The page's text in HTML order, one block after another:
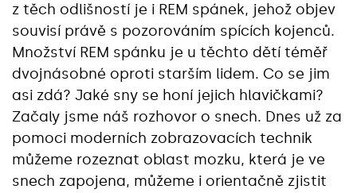
z těch odlišností je i REM spánek, jehož objev
souvisí právě s pozorováním spících kojenců.
Množství REM spánku je u těchto dětí téměř
dvojnásobné oproti starším lidem. Co se jim
asi zdá? Jaké sny se honí jejich hlavičkami?
Začaly jsme náš rozhovor o snech. Dnes už za
pomoci moderních zobrazovacích technik
můžeme rozeznat oblast mozku, která je ve
snech zapojena, můžeme i orientačně zjistit